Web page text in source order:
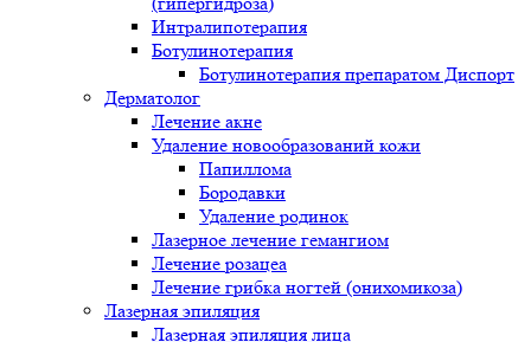
Интралипотерапия
Ботулинотерапия
Ботулинотерапия препаратом Диспорт
Дерматолог
Лечение акне
Удаление новообразований кожи
Папиллома
Бородавки
Удаление родинок
Лазерное лечение гемангиом
Лечение розацеа
Лечение грибка ногтей (онихомикоза)
Лазерная эпиляция
Лазерная эпиляция лица